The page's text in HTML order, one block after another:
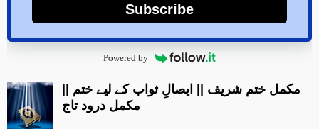
Subscribe
Powered by
مکمل ختم شریف || ایصالِ ثواب کے لیے ختم ||
مکمل درود تاج